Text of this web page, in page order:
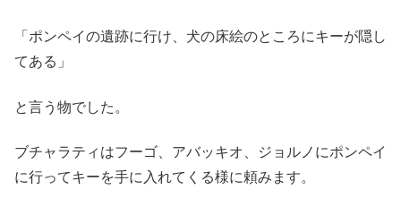
「ポンペイの遺跡に行け、犬の床絵のところにキーが隠し
てある」
と言う物でした。
ブチャラティはフーゴ、アバッキオ、ジョルノにポンペイ
に行ってキーを手に入れてくる様に頼みます。